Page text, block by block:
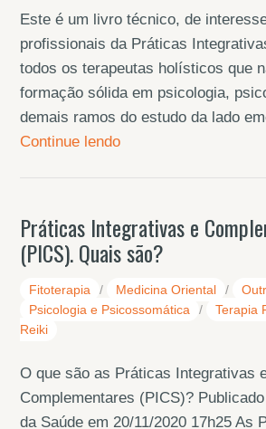
Este é um livro técnico, de
profissionais da Práticas
todos os terapeutas holísticos que
formação sólida em psicologia,
demais ramos do estudo da lado
Continue lendo
Práticas Integrativas e
(PICS). Quais são?
Fitoterapia / Medicina Oriental /
Psicologia e Psicossomática
/ Terapia
Reiki
O que são as Práticas Integrativas
Complementares (PICS)?
da Saúde em 20/11/2020 17h25 As